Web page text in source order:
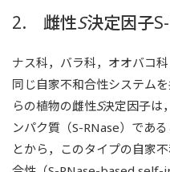
2. 雌性S決定因子
ナス科，バラ科，オオバコ
同じ自家不和合性システム
らの植物の雌性S決定因子は
ンパク質（S-RNase）であ
とから，このタイプの自家